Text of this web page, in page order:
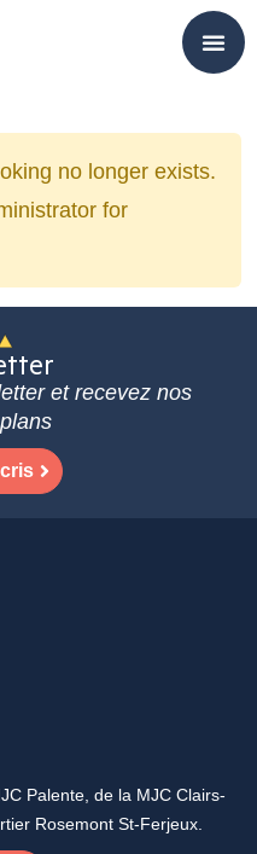
no longer exists.
for
et recevez nos
Palente, de la MJC Clairs-
Rosemont St-Ferjeux.